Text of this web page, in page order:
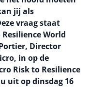
jij als
vraag staat
World
Director
in op de
Risk to Resilience
uit op dinsdag 16